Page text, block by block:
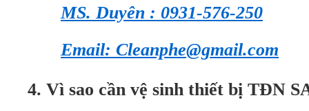
MS. Duyên : 0931-576-250
Email: Cleanphe@gmail.com
4. Vì sao cần vệ sinh thiết bị TĐN